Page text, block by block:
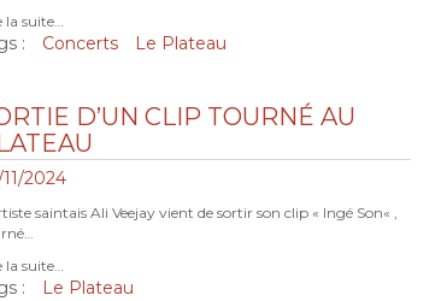
la suite…
: Concerts Le Plateau
D’UN CLIP TOURNÉ AU
2024
saintais Ali Veejay vient de sortir son clip « Ingé Son« ,
la suite…
: Le Plateau